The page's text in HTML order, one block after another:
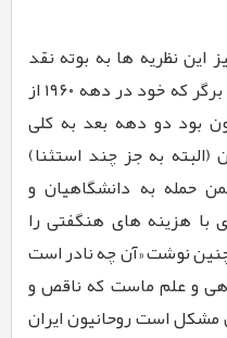
این نظریه ها به بوته نقد
گذاشته شد. به عنوان نمونه پیتر برگر که خود در دهه ۱۹۶۰ از
بود دو دهه بعد به کلی
(البته به جز چند استثنا)
حمله به دانشگاهیان و
با هزینه های هنگفتی را
نوشت «آن چه نادر است
و علم ماست که ناقص و
است روحانیون ایران